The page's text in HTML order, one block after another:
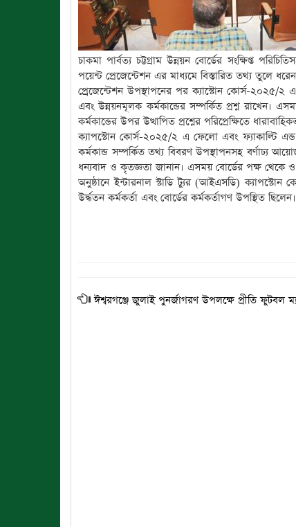
চাকমা পার্বত্য চট্টগ্রাম উন্নয়ন বোর্ডের সংক্ষিপ্ত
পয়েন্ট প্রেজেন্টেশন এর মাধ্যমে বিস্তারিত তথ্য তুলে
প্র্রেজেন্টেশন উপস্থাপনের পর ক্যাস্টোন কোর্স-২০২৫/
এবং উন্নয়নমূলক কর্মকান্ডের সম্পর্কিত প্রশ্ন রাখেন।
কর্মকান্ডের উপর উত্থাপিত প্রশ্নের পরিপ্রেক্ষিতে
ক্যাপস্টোন কোর্স-২০২৫/২ এ ফেলো এবং ফ্যাকাল্টি এন্ড
কর্মকান্ড সম্পর্কিত তথ্য বিবরণ উপস্থাপনসহ বর্ণাঢ্য
ধন্যবাদ ও কৃতজ্ঞতা জানান। এসময় বোর্ডের পক্ষ থেকে ও
অনুষ্ঠানে ইন্টারনাল স্টাডি ট্যুর (আইএসডি) ক্যাপস্টোন
উর্দ্ধতন কর্মকর্তা এবং বোর্ডের কর্মকর্তাগণ উপস্থিত ছিলেন।
ঈশ্বরগঞ্জে জুলাই পুনর্জাগরণ উপলক্ষে প্রীতি ফুটবল